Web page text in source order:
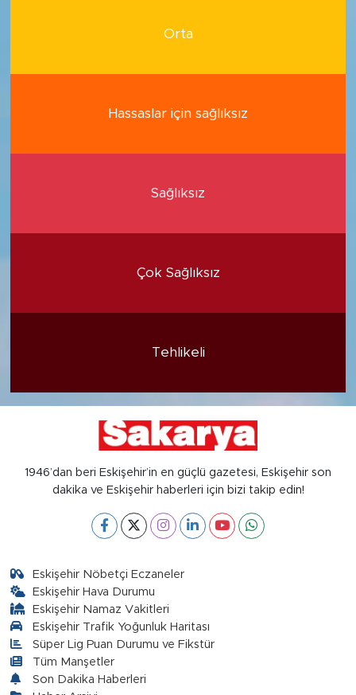
Orta
Hassaslar için sağlıksız
Sağlıksız
Çok Sağlıksız
Tehlikeli
1946’dan beri Eskişehir’in en güçlü gazetesi, Eskişehir son
dakika ve Eskişehir haberleri için bizi takip edin!
Eskişehir Nöbetçi Eczaneler
Eskişehir Hava Durumu
Eskişehir Namaz Vakitleri
Eskişehir Trafik Yoğunluk Haritası
Süper Lig Puan Durumu ve Fikstür
Tüm Manşetler
Son Dakika Haberleri